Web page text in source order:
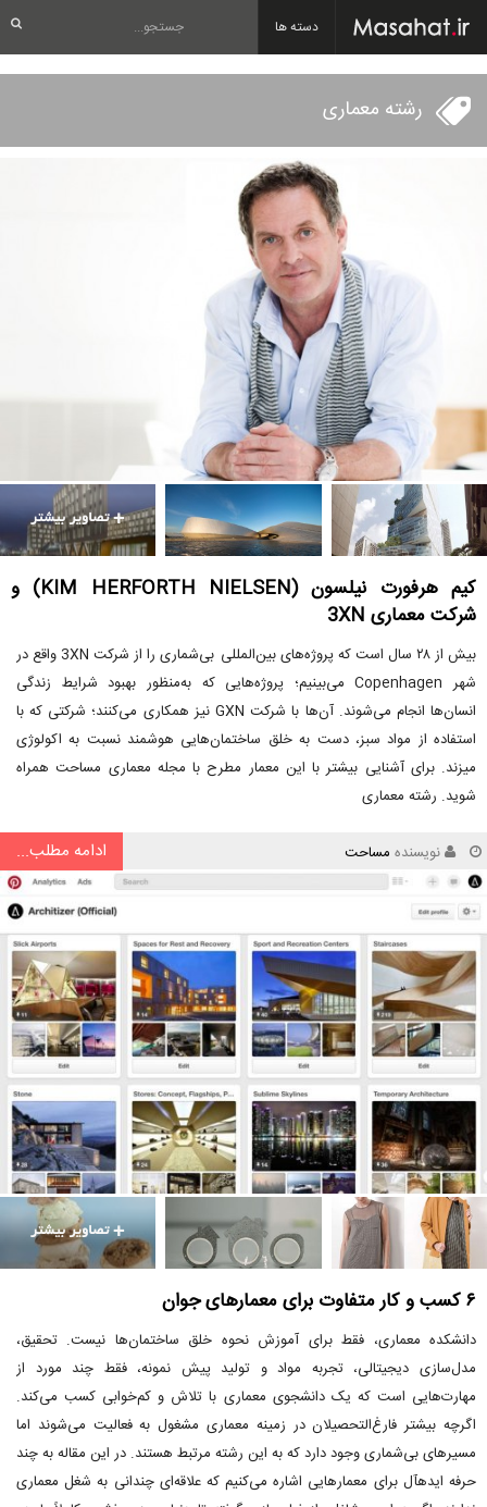
دسته ها
رشته معماری
کیم هرفورت نیلسون (KIM HERFORTH NIELSEN) و
شرکت معماری 3XN
بیش از ۲۸ سال است که پروژه‌های بین‌المللی بی‌شماری را از شرکت 3XN واقع در
شهر Copenhagen می‌بینیم؛ پروژه‌هایی که به‌منظور بهبود شرایط زندگی
انسان‌ها انجام می‌شوند. آن‌ها با شرکت GXN نیز همکاری می‌کنند؛ شرکتی که با
استفاده از مواد سبز، دست به خلق ساختمان‌هایی هوشمند نسبت به اکولوژی
میزند. برای آشنایی بیشتر با این معمار مطرح با مجله معماری مساحت همراه
شوید. رشته معماری
نویسنده مساحت ادامه مطلب...
۶ کسب و کار متفاوت برای معمارهای جوان
دانشکده معماری، فقط برای آموزش نحوه خلق ساختمان‌ها نیست. تحقیق،
مدل‌سازی دیجیتالی، تجربه مواد و تولید پیش نمونه، فقط چند مورد از
مهارت‌هایی است که یک دانشجوی معماری با تلاش و کم‌خوابی کسب می‌کند.
اگرچه بیشتر فارغ‌التحصیلان در زمینه معماری مشغول به فعالیت می‌شوند اما
مسیرهای بی‌شماری وجود دارد که به این رشته مرتبط هستند. در این مقاله به چند
حرفه ایدهآل برای معمارهایی اشاره می‌کنیم که علاقه‌ای چندانی به شغل معماری